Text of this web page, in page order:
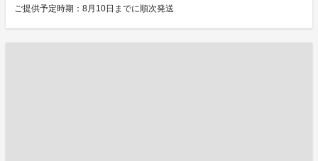
ご提供予定時期：8月10日までに順次発送